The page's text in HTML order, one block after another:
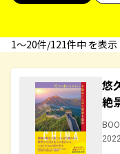
1〜20件/121件中 を表示
悠
絶